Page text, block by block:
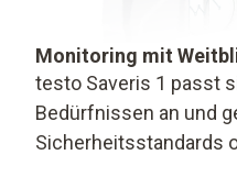
Monitoring mit
testo Saveris 1 passt
Bedürfnissen an und
Sicherheitsstandards